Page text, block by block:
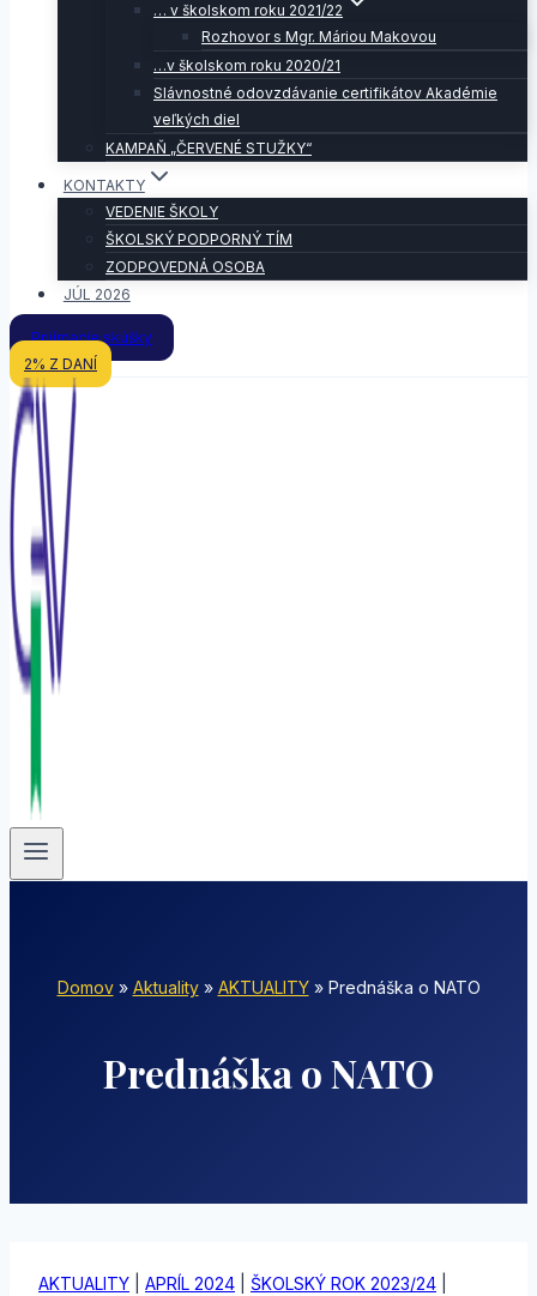
… v školskom roku 2021/22
Rozhovor s Mgr. Máriou Makovou
…v školskom roku 2020/21
Slávnostné odovzdávanie certifikátov Akadémie
veľkých diel
KAMPAŇ „ČERVENÉ STUŽKY“
KONTAKTY
VEDENIE ŠKOLY
ŠKOLSKÝ PODPORNÝ TÍM
ZODPOVEDNÁ OSOBA
JÚL 2026
Prijímacie skúšky
2% Z DANÍ
Domov» Aktuality» AKTUALITY» Prednáška o NATO
Prednáška o NATO
AKTUALITY APRÍL 2024 ŠKOLSKÝ ROK 2023/24